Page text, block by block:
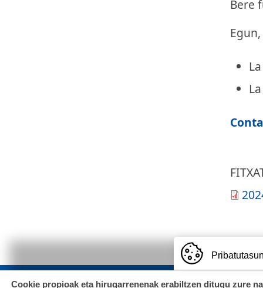
Bere
Cookie propioak eta hirugarrenenak erabiltzen ditugu zure